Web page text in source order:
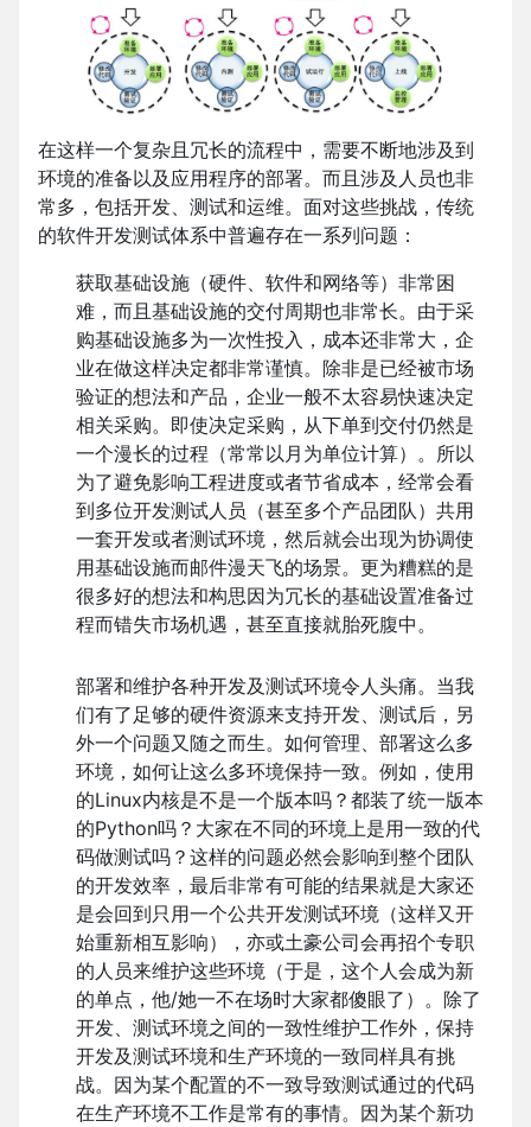
在这样一个复杂且冗长的流程中，需要不断地涉及到
环境的准备以及应用程序的部署。而且涉及人员也非
常多，包括开发、测试和运维。面对这些挑战，传统
的软件开发测试体系中普遍存在一系列问题：
获取基础设施（硬件、软件和网络等）非常困
难，而且基础设施的交付周期也非常长。由于采
购基础设施多为一次性投入，成本还非常大，企
业在做这样决定都非常谨慎。除非是已经被市场
验证的想法和产品，企业一般不太容易快速决定
相关采购。即使决定采购，从下单到交付仍然是
一个漫长的过程（常常以月为单位计算）。所以
为了避免影响工程进度或者节省成本，经常会看
到多位开发测试人员（甚至多个产品团队）共用
一套开发或者测试环境，然后就会出现为协调使
用基础设施而邮件漫天飞的场景。更为糟糕的是
很多好的想法和构思因为冗长的基础设置准备过
程而错失市场机遇，甚至直接就胎死腹中。
部署和维护各种开发及测试环境令人头痛。当我
们有了足够的硬件资源来支持开发、测试后，另
外一个问题又随之而生。如何管理、部署这么多
环境，如何让这么多环境保持一致。例如，使用
的Linux内核是不是一个版本吗？都装了统一版本
的Python吗？大家在不同的环境上是用一致的代
码做测试吗？这样的问题必然会影响到整个团队
的开发效率，最后非常有可能的结果就是大家还
是会回到只用一个公共开发测试环境（这样又开
始重新相互影响），亦或土豪公司会再招个专职
的人员来维护这些环境（于是，这个人会成为新
的单点，他/她一不在场时大家都傻眼了）。除了
开发、测试环境之间的一致性维护工作外，保持
开发及测试环境和生产环境的一致同样具有挑
战。因为某个配置的不一致导致测试通过的代码
在生产环境不工作是常有的事情。因为某个新功